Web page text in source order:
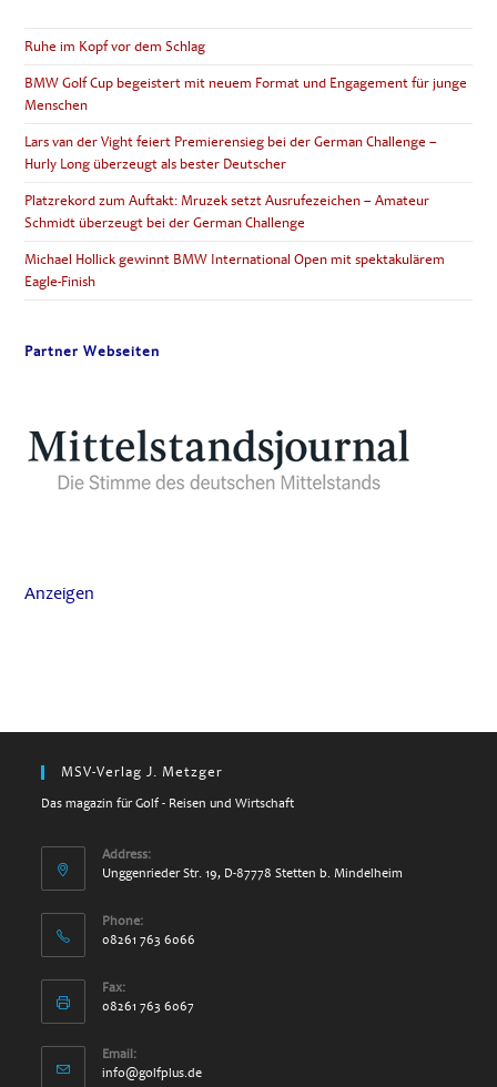
Ruhe im Kopf vor dem Schlag
BMW Golf Cup begeistert mit neuem Format und Engagement für junge
Menschen
Lars van der Vight feiert Premierensieg bei der German Challenge –
Hurly Long überzeugt als bester Deutscher
Platzrekord zum Auftakt: Mruzek setzt Ausrufezeichen – Amateur
Schmidt überzeugt bei der German Challenge
Michael Hollick gewinnt BMW International Open mit spektakulärem
Eagle-Finish
Partner Webseiten
Anzeigen
MSV-Verlag J. Metzger
Das magazin für Golf - Reisen und Wirtschaft
Address:
Unggenrieder Str. 19, D-87778 Stetten b. Mindelheim
Phone:
08261 763 6066
Fax:
08261 763 6067
Email:
info@golfplus.de